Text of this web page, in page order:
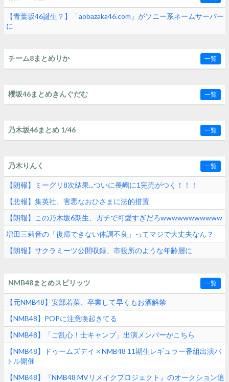
【青葉坂46誕生？】「aobazaka46.com」がソニー系ネームサーバー
に
チーム8まとめりか 一覧
櫻坂46まとめきんぐだむ 一覧
乃木坂46まとめ 1/46 一覧
乃木りんく 一覧
【朗報】ミーグリ8次結果...ついに長嶋に1完売がつく！！！
【悲報】集英社、害悪なおひさまに法的措置
【朗報】この乃木坂6期生、ガチで可愛すぎだろwwwwwwwwwww
増田三莉音の「復帰できない体調不良」ってマジで大丈夫なん？
【朗報】サクラミーツ公開収録、市役所のような年齢層に
NMB48まとめスピリッツ 一覧
【元NMB48】安部若菜、卒業して早くもお酒解禁
【NMB48】POPに注意喚起きてる
【NMB48】「ご乱心！士キャンプ」出演メンバーがこちら
【NMB48】ドゥームズデイ × NMB48 11期生レギュラー番組出演バ
トル開催
【NMB48】『NMB48 MVリメイクプロジェクト』のオークション追